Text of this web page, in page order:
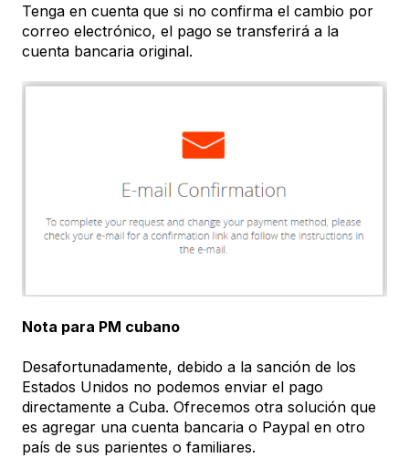
Tenga en cuenta que si no confirma el cambio por
correo electrónico, el pago se transferirá a la
cuenta bancaria original.
Nota para PM cubano
Desafortunadamente, debido a la sanción de los
Estados Unidos no podemos enviar el pago
directamente a Cuba. Ofrecemos otra solución que
es agregar una cuenta bancaria o Paypal en otro
país de sus parientes o familiares.